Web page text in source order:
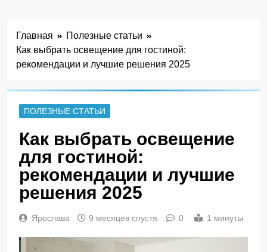
Главная
Полезные статьи
Как выбрать освещение для гостиной:
рекомендации и лучшие решения 2025
ПОЛЕЗНЫЕ СТАТЬИ
Как выбрать освещение
для гостиной:
рекомендации и лучшие
решения 2025
Ярослава 9 месяцев спустя 0 1 минуты